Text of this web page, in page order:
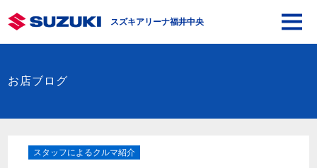
スズキアリーナ福井中央
お店ブログ
スタッフによるクルマ紹介